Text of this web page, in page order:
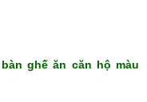
ghế ăn căn hộ màu